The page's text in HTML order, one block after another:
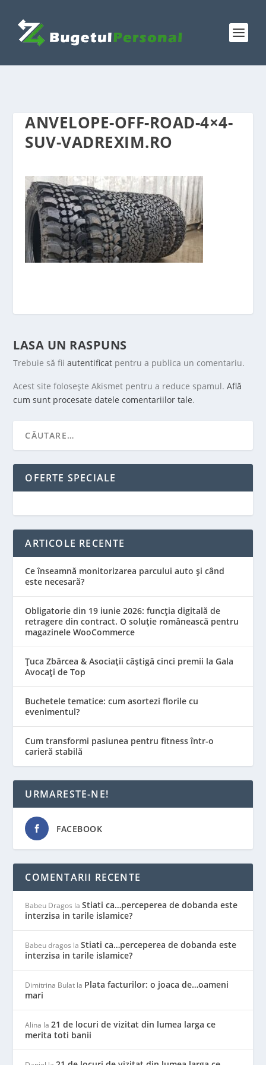
ANVELOPE-OFF-ROAD-4×4-
SUV-VADREXIM.RO
LASA UN RASPUNS
Trebuie să fiiautentificat pentru a publica un comentariu.
Acest site folosește Akismet pentru a reduce spamul.Află
cum sunt procesate datele comentariilor tale.
OFERTE SPECIALE
ARTICOLE RECENTE
Ce înseamnă monitorizarea parcului auto și când
este necesară?
Obligatorie din 19 iunie 2026: funcția digitală de
retragere din contract. O soluție românească pentru
magazinele WooCommerce
Țuca Zbârcea & Asociații câștigă cinci premii la Gala
Avocați de Top
Buchetele tematice: cum asortezi florile cu
evenimentul?
Cum transformi pasiunea pentru fitness într-o
carieră stabilă
URMARESTE-NE!
FACEBOOK
COMENTARII RECENTE
Babeu Dragos laStiati ca…perceperea de dobanda este
interzisa in tarile islamice?
Babeu dragos laStiati ca…perceperea de dobanda este
interzisa in tarile islamice?
Dimitrina Bulat la Plata facturilor: o joaca de…oameni
mari
Alina la21 de locuri de vizitat din lumea larga ce
merita toti banii